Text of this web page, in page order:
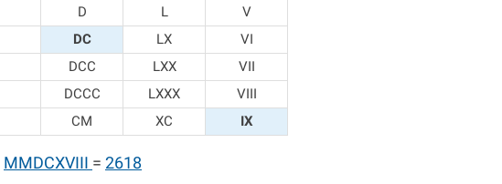
D L
V
DC LX
VI
DCC LXX
VII
DCCC LXXX
VIII
CM XC IX
MMDCXVIII = 2618